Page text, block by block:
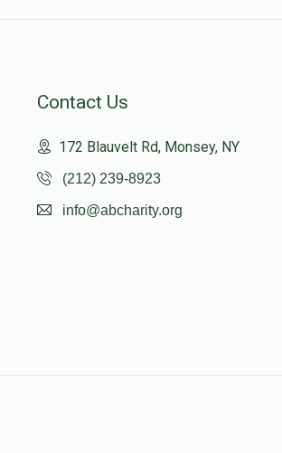
Contact Us
172 Blauvelt Rd, Monsey, NY
(212) 239-8923
info@abcharity.org